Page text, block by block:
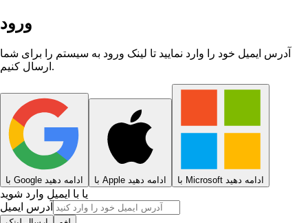
ورود
آدرس ایمیل خود را وارد نمایید تا لینک ورود به سیستم را برای شما
ارسال کنیم.
با Google ادامه دهید با Apple ادامه دهید با Microsoft ادامه دهید
یا با ایمیل وارد شوید
آدرس ایمیل